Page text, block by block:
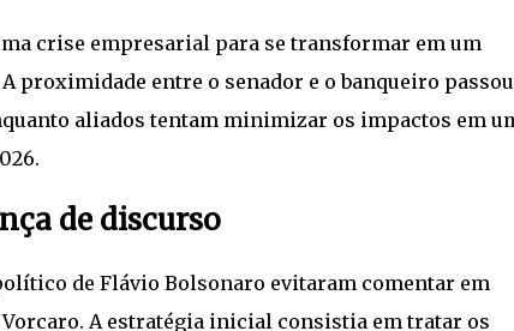
crise empresarial para se transformar em um
entre o senador e o banqueiro
aliados tentam minimizar os impactos em
de discurso
de Flávio Bolsonaro evitaram comentar em
A estratégia inicial consistia em tratar os